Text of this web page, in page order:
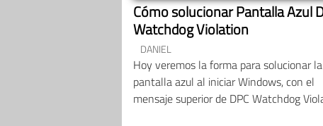
Cómo solucionar Pantalla Azul
Watchdog Violation
DANIEL
Hoy veremos la forma para solucionar la
pantalla azul al iniciar Windows, con el
mensaje superior de DPC Watchdog